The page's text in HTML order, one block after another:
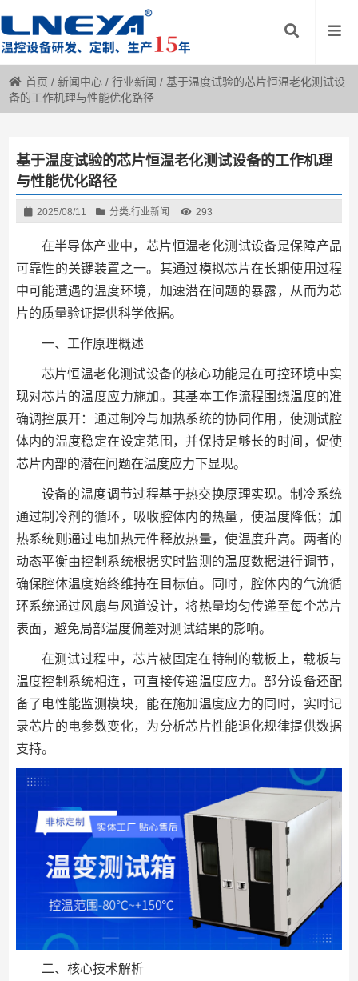
首页 /新闻中心 /行业新闻 /基于温度试验的芯片恒温老化测试设
备的工作机理与性能优化路径
基于温度试验的芯片恒温老化测试设备的工作机理
与性能优化路径
2025/08/11 分类:行业新闻 293
在半导体产业中，芯片恒温老化测试设备是保障产品
可靠性的关键装置之一。其通过模拟芯片在长期使用过程
中可能遭遇的温度环境，加速潜在问题的暴露，从而为芯
片的质量验证提供科学依据。
一、工作原理概述
芯片恒温老化测试设备的核心功能是在可控环境中实
现对芯片的温度应力施加。其基本工作流程围绕温度的准
确调控展开：通过制冷与加热系统的协同作用，使测试腔
体内的温度稳定在设定范围，并保持足够长的时间，促使
芯片内部的潜在问题在温度应力下显现。
设备的温度调节过程基于热交换原理实现。制冷系统
通过制冷剂的循环，吸收腔体内的热量，使温度降低；加
热系统则通过电加热元件释放热量，使温度升高。两者的
动态平衡由控制系统根据实时监测的温度数据进行调节，
确保腔体温度始终维持在目标值。同时，腔体内的气流循
环系统通过风扇与风道设计，将热量均匀传递至每个芯片
表面，避免局部温度偏差对测试结果的影响。
在测试过程中，芯片被固定在特制的载板上，载板与
温度控制系统相连，可直接传递温度应力。部分设备还配
备了电性能监测模块，能在施加温度应力的同时，实时记
录芯片的电参数变化，为分析芯片性能退化规律提供数据
支持。
二、核心技术解析